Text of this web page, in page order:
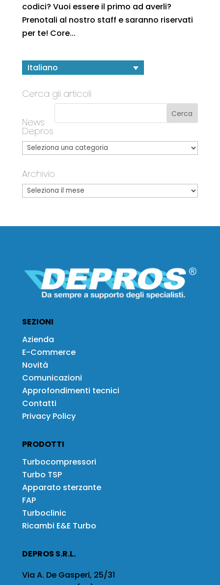
codici? Vuoi essere il primo ad averli?
Prenotali al nostro staff e saranno riservati
per te! Core...
Italiano
Cerca gli articoli
News
Depros
Archivio
SEZIONI
Azienda
E-Commerce
Novità
Comunicazioni
Approfondimenti tecnici
Contatti
Privacy Policy
PRODOTTI
Turbocompressori
Turbo TSP
Apparato sterzante
FAP
Turboclinic
Ricambi E&E Turbo
DEPROS S.R.L.
Via A. De Gasperi, 25/31